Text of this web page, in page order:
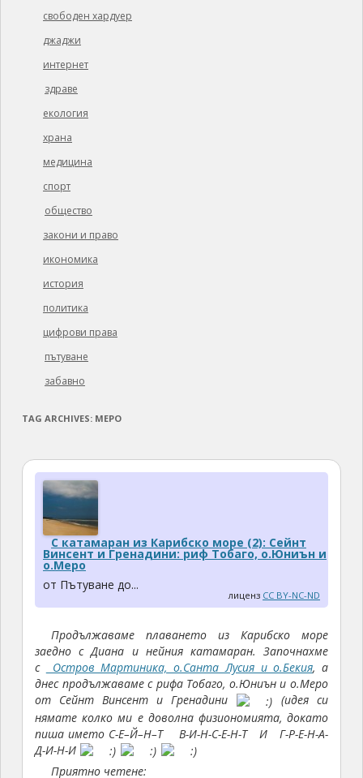
свободен хардуер
джаджи
интернет
здраве
екология
храна
медицина
спорт
общество
закони и право
икономика
история
политика
цифрови права
пътуване
забавно
TAG ARCHIVES: МЕРО
С катамаран из Карибско море (2): Сейнт
Винсент и Гренадини: риф Тобаго, о.Юниън и
о.Меро
от Пътуване до...
лиценз CC BY-NC-ND
Продължаваме плаването из Карибско море
заедно с Диана и нейния катамаран. Започнахме
с
Остров Мартиника, о.Санта Лусия и о.Бекия, а
днес продължаваме с рифа Тобаго, о.Юниън и о.Меро
от Сейнт Винсент и Гренадини
(идея си
нямате колко ми е доволна физиономията, докато
пиша името С-Е–Й–Н–Т В-И-Н-С-Е-Н-Т И Г-Р-Е-Н-А-
Д-И-Н-И
Приятно четене: